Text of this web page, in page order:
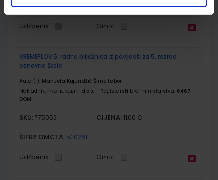
ŠIFRA OMOTA:500159
Udžbenik Omot
VREMEPLOV 5; radna bilježnica iz povijesti za 5. razred
osnovne škole
Autor(i): Manuela Kujundžić Šime Labor
Nakladnik: PROFIL KLETT d.o.o. Registarski broj ministarstva: 6467-
DOM
SKU: 775056 CIJENA: 11,00 €
ŠIFRA OMOTA: 500261
Udžbenik Omot